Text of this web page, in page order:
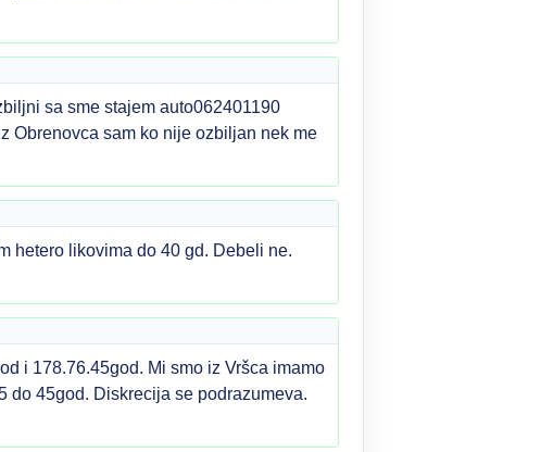
sa sme stajem auto062401190
Obrenovca sam ko nije ozbiljan nek me
hetero likovima do 40 gd. Debeli ne.
i 178.76.45god. Mi smo iz Vršca imamo
do 45god. Diskrecija se podrazumeva.